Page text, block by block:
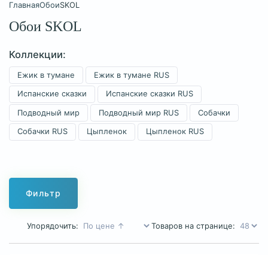
ГлавнаяОбоиSKOL
Обои SKOL
Коллекции:
Ежик в тумане Ежик в тумане RUS
Испанские сказки Испанские сказки RUS
Подводный мир Подводный мир RUS Собачки
Собачки RUS Цыпленок Цыпленок RUS
Фильтр
Упорядочить: Товаров на странице: